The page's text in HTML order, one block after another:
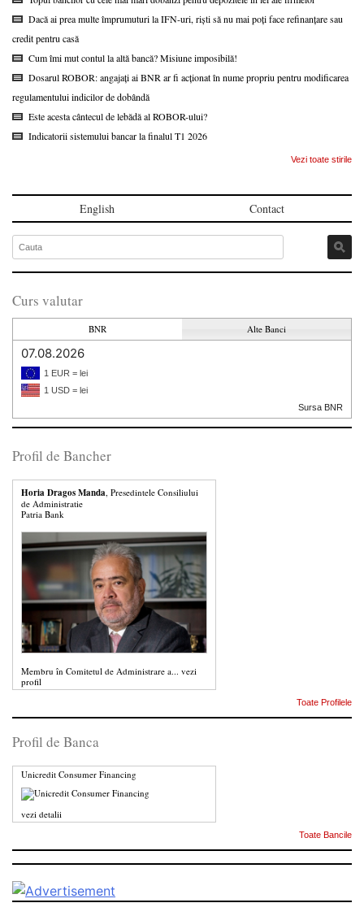
Dacă ai prea multe împrumuturi la IFN-uri, riști să nu mai poți face refinanțare sau
credit pentru casă
Cum îmi mut contul la altă bancă? Misiune imposibilă!
Dosarul ROBOR: angajați ai BNR ar fi acționat în nume propriu pentru modificarea
regulamentului indicilor de dobândă
Este acesta cântecul de lebădă al ROBOR-ului?
Indicatorii sistemului bancar la finalul T1 2026
Vezi toate stirile
English Contact
Curs valutar
BNR Alte Banci
07.08.2026
1 EUR = lei
1 USD = lei
Sursa BNR
Profil de Bancher
Horia Dragos Manda, Presedintele Consiliului
de Administratie
Patria Bank
Membru în Comitetul de Administrare a... vezi
profil
Toate Profilele
Profil de Banca
Unicredit Consumer Financing
vezi detalii
Toate Bancile